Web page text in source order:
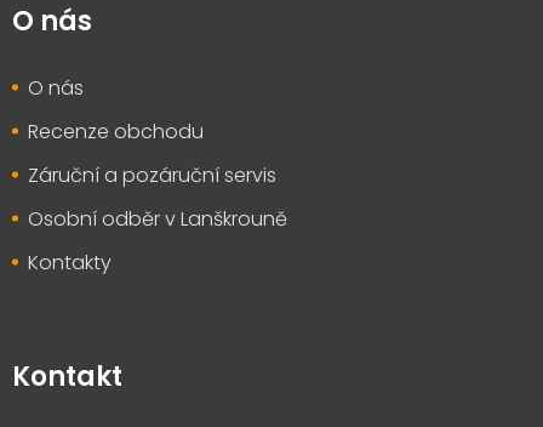
O nás
O nás
Recenze obchodu
Záruční a pozáruční servis
Osobní odběr v Lanškrouně
Kontakty
Kontakt